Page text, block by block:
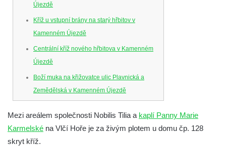
Újezdě
Kříž u vstupní brány na starý hřbitov v
Kamenném Újezdě
Centrální kříž nového hřbitova v Kamenném
Újezdě
Boží muka na křižovatce ulic Plavnická a
Zemědělská v Kamenném Újezdě
v Kamenném Újezdě
Kříž na křižovatce ulic 5. května a Dělnická
Mezi areálem společnosti Nobilis Tilia a kaplí Panny Marie
Karmelské na Vlčí Hoře je za živým plotem u domu čp. 128
skryt kříž.